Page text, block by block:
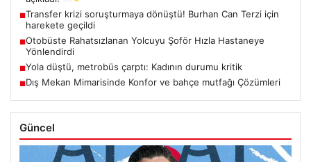
■Transfer krizi soruşturmaya dönüştü! Burhan Can Terzi için
harekete geçildi
■Otobüste Rahatsızlanan Yolcuyu Şoför Hızla Hastaneye
Yönlendirdi
■Yola düştü, metrobüs çarptı: Kadının durumu kritik
■Dış Mekan Mimarisinde Konfor ve bahçe mutfağı Çözümleri
Güncel